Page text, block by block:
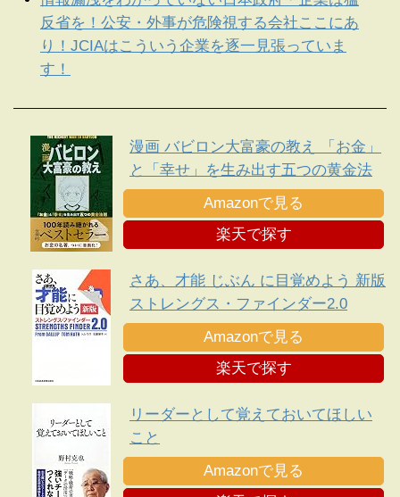
反省を！公安・外事が危険視する会社ここにあ
り！JCIAはこういう企業を逐一見張っていま
す！
漫画 バビロン大富豪の教え 「お金」
と「幸せ」を生み出す五つの黄金法
則
Amazonで見る
楽天で探す
さあ、才能 じぶん に目覚めよう 新版
ストレングス・ファインダー2.0
Amazonで見る
楽天で探す
リーダーとして覚えておいてほしい
こと
Amazonで見る